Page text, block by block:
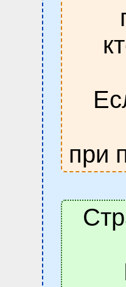
при